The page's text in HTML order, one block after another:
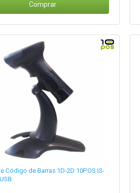
Comprar
Código de Barras 1D-2D 10POS IS-